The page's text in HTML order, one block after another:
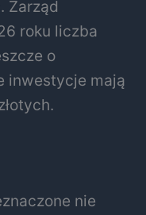
Zarząd
roku liczba
o
inwestycje mają
nie